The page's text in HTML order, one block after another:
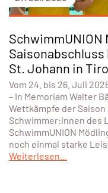
27. Juli 2026
Saisonabschluss
St. Johann in
Vom 24. bis 26. Juli
– In Memoriam Walter
Wettkämpfe der
Schwimmer:innen des
SchwimmUNION
noch einmal starke